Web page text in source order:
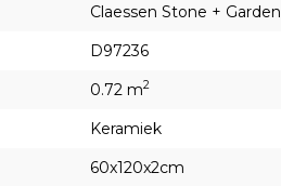
Claessen Stone + Garden
D97236
0.72 m2
Keramiek
60x120x2cm